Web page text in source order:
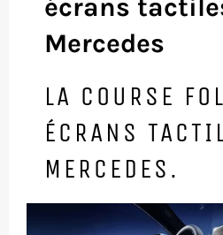
écrans
Mercedes
LA COURSE
ÉCRANS
MERCEDES.